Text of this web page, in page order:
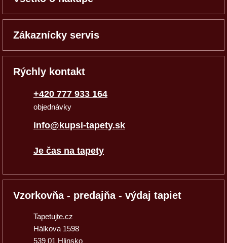
Zákaznícky servis
Rýchly kontakt
+420 777 933 164
objednávky
info@kupsi-tapety.sk
Je čas na tapety
Vzorkovňa - predajňa - výdaj tapiet
Tapetujte.cz
Hálkova 1598
539 01 Hlinsko